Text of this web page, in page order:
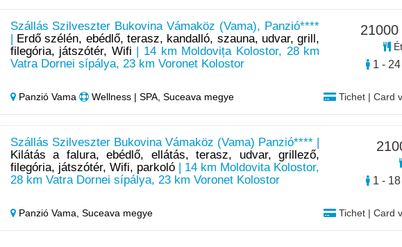
Szállás Szilveszter Bukovina Vámaköz (Vama), Panzió****
Erdő szélén, ebédlő, terasz, kandalló, szauna, udvar, grill,
filegória, játszótér, Wifi | 14 km Moldovița Kolostor, 28 km
Vatra Dornei sípálya, 23 km Voronet Kolostor
Panzió Vama Wellness | SPA, Suceava megye Tichet | Card
21000
1 - 24
Szállás Szilveszter Bukovina Vámaköz (Vama) Panzió**** |
Kilátás a falura, ebédlő, ellátás, terasz, udvar, grillező,
filegória, játszótér, Wifi, parkoló| 14 km Moldovita Kolostor,
28 km Vatra Dornei sípálya, 23 km Voronet Kolostor
Panzió Vama, Suceava megye Tichet | Card
1 - 18